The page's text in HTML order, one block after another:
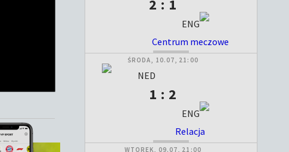
2 : 1
ENG
Centrum meczowe
ŚRODA, 10.07, 21:00
NED
1 : 2
ENG
Relacja
WTOREK, 09.07, 21:00